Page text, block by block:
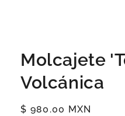
Molcajete
Volcánica
Precio
$ 980.00 MXN